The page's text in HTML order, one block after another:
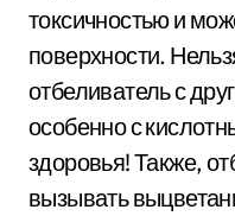
токсичностью и
поверхности.
отбеливатель с
особенно с
здоровья! Также,
вызывать